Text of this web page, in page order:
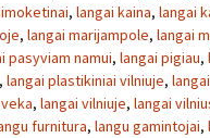
, langai kaina, langai
, langai marijampole, langai
pasyviam namui, langai pigiau,
, langai plastikiniai vilniuje,
, langai vilniuje, langai
furnitura, langu gamintojai,